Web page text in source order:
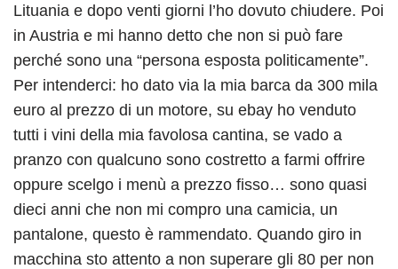
Lituania e dopo venti giorni l’ho dovuto chiudere. Poi
in Austria e mi hanno detto che non si può fare
perché sono una “persona esposta politicamente”.
Per intenderci: ho dato via la mia barca da 300 mila
euro al prezzo di un motore, su ebay ho venduto
tutti i vini della mia favolosa cantina, se vado a
pranzo con qualcuno sono costretto a farmi offrire
oppure scelgo i menù a prezzo fisso… sono quasi
dieci anni che non mi compro una camicia, un
pantalone, questo è rammendato. Quando giro in
macchina sto attento a non superare gli 80 per non